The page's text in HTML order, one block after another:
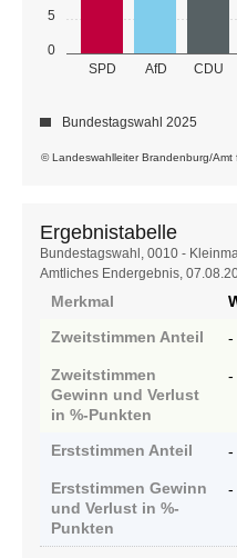
0
5
SPD AfD CDU
© Landeswahlleiter Brandenburg/Amt
Bundestagswahl 2025
Ergebnistabelle
Ergebnistabelle
Bundestagswahl, 0010 -
Amtliches Endergebnis,
Merkmal
Zweitstimmen Anteil -
Zweitstimmen
Gewinn und Verlust
in %-Punkten
-
Erststimmen Anteil -
Erststimmen Gewinn
und Verlust in %-
Punkten
-